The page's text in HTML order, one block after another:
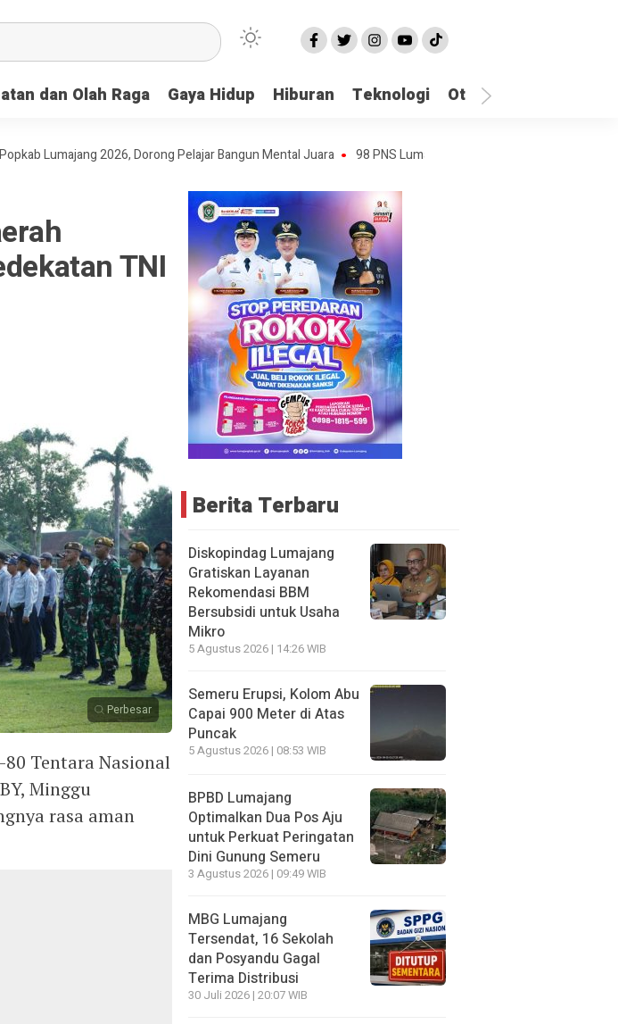
dan Olah Raga Gaya Hidup Hiburan Teknologi Otomotif
2026, Dorong Pelajar Bangun Mental Juara 98 PNS Lumajang Terima SK dan Diambil Sumpah,
TNI
Perbesar
Tentara Nasional
Minggu
rasa aman
Berita Terbaru
Diskopindag Lumajang
Gratiskan Layanan
Rekomendasi BBM
Bersubsidi untuk Usaha
Mikro
5 Agustus 2026 | 14:26 WIB
Semeru Erupsi, Kolom Abu
Capai 900 Meter di Atas
Puncak
5 Agustus 2026 | 08:53 WIB
BPBD Lumajang
Optimalkan Dua Pos Aju
untuk Perkuat Peringatan
Dini Gunung Semeru
3 Agustus 2026 | 09:49 WIB
MBG Lumajang
Tersendat, 16 Sekolah
dan Posyandu Gagal
Terima Distribusi
30 Juli 2026 | 20:07 WIB